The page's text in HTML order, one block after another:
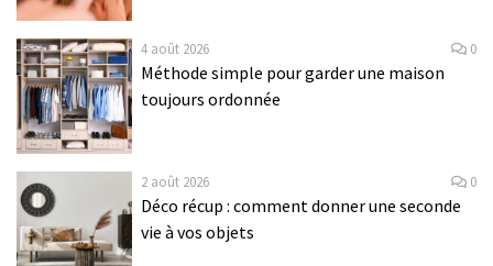
4 août 2026 0
Méthode simple pour garder une maison
toujours ordonnée
2 août 2026 0
Déco récup : comment donner une seconde
vie à vos objets